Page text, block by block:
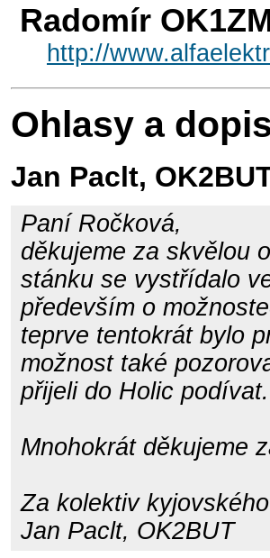
Radomír
http://
Ohlasy a
Jan Paclt,
Paní Ročková,
děkujeme za skvělou
stánku se vystřídalo
především o
teprve tentokrát bylo
možnost také
přijeli do Holic podívat.
Mnohokrát děkujeme
Za kolektiv
Jan Paclt, OK2BUT